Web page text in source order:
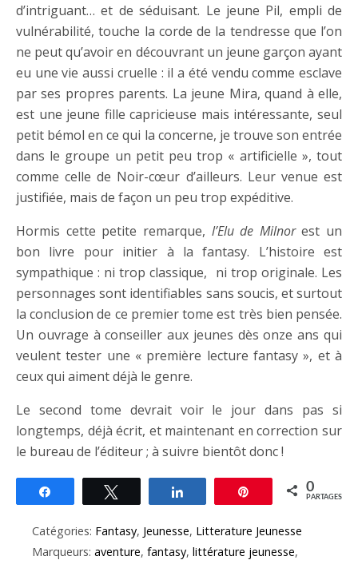
d’intriguant… et de séduisant. Le jeune Pil, empli de
vulnérabilité, touche la corde de la tendresse que l’on
ne peut qu’avoir en découvrant un jeune garçon ayant
eu une vie aussi cruelle : il a été vendu comme esclave
par ses propres parents. La jeune Mira, quand à elle,
est une jeune fille capricieuse mais intéressante, seul
petit bémol en ce qui la concerne, je trouve son entrée
dans le groupe un petit peu trop « artificielle », tout
comme celle de Noir-cœur d’ailleurs. Leur venue est
justifiée, mais de façon un peu trop expéditive.
Hormis cette petite remarque, l’Elu de Milnorest un
bon livre pour initier à la fantasy. L’histoire est
sympathique : ni trop classique, ni trop originale. Les
personnages sont identifiables sans soucis, et surtout
la conclusion de ce premier tome est très bien pensée.
Un ouvrage à conseiller aux jeunes dès onze ans qui
veulent tester une « première lecture fantasy », et à
ceux qui aiment déjà le genre.
Le second tome devrait voir le jour dans pas si
longtemps, déjà écrit, et maintenant en correction sur
le bureau de l’éditeur ; à suivre bientôt donc !
Épingle 0
PARTAGES
Catégories: Fantasy, Jeunesse, Litterature Jeunesse
Marqueurs: aventure, fantasy, littérature jeunesse,